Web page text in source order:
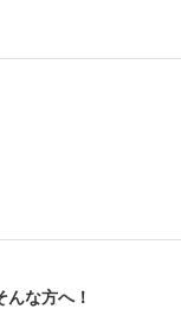
な方へ！